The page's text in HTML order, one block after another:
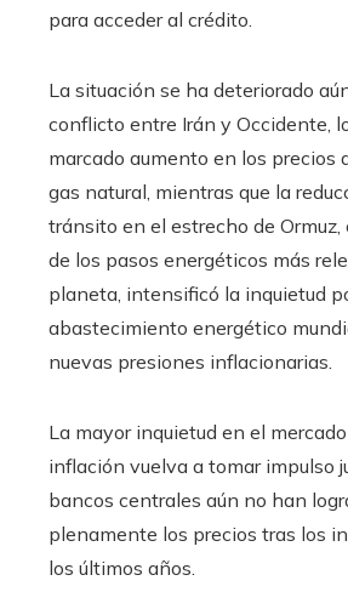
para acceder al crédito.
La situación se ha deteriorado
conflicto entre Irán y Occidente,
marcado aumento en los precios
gas natural, mientras que la
tránsito en el estrecho de Ormuz,
de los pasos energéticos más
planeta, intensificó la inquietud
abastecimiento energético
nuevas presiones inflacionarias.
La mayor inquietud en el
inflación vuelva a tomar impulso
bancos centrales aún no han
plenamente los precios tras los
los últimos años.